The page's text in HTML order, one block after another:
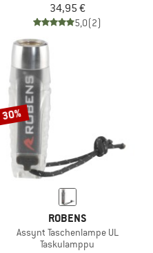
34,95 €
5,0(2)
30%
ROBENS
Assynt Taschenlampe UL
Taskulamppu